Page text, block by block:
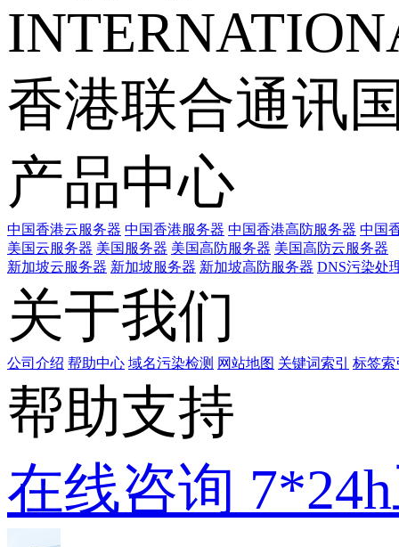
香港联合通讯
产品中心
中国香港云服务器 中国香港服务器 中国香港高防服务器 中国
美国云服务器 美国服务器 美国高防服务器 美国高防云服务器
新加坡云服务器 新加坡服务器 新加坡高防服务器 DNS污染处
关于我们
公司介绍 帮助中心 域名污染检测 网站地图 关键词索引 标签索
帮助支持
在线咨询